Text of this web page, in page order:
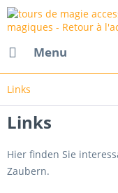
Menu
Links
Links
Hier finden Sie
Zaubern.